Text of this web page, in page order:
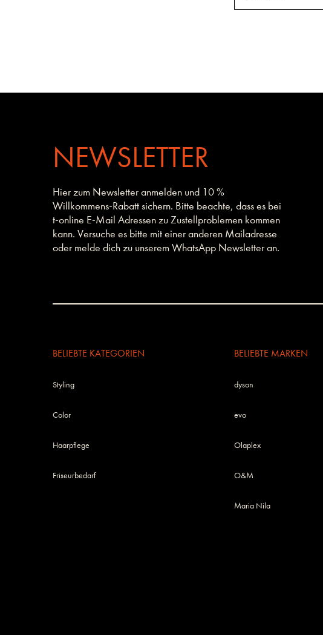
NEWSLETTER
Hier zum Newsletter anmelden und 10 %
Willkommens-Rabatt sichern. Bitte beachte, dass es bei
t-online E-Mail Adressen zu Zustellproblemen kommen
kann. Versuche es bitte mit einer anderen Mailadresse
oder melde dich zu unserem WhatsApp Newsletter an.
BELIEBTE KATEGORIEN
Styling
Color
Haarpflege
Friseurbedarf
BELIEBTE MARKEN
dyson
evo
Olaplex
O&M
Maria Nila